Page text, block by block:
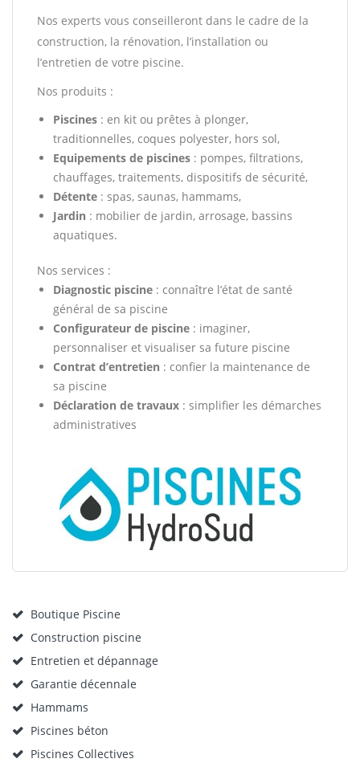
Nos experts vous conseilleront dans le cadre de la
construction, la rénovation, l’installation ou
l’entretien de votre piscine.
Nos produits :
Piscines : en kit ou prêtes à plonger,
traditionnelles, coques polyester, hors sol,
Equipements de piscines : pompes, filtrations,
chauffages, traitements, dispositifs de sécurité,
Détente : spas, saunas, hammams,
Jardin : mobilier de jardin, arrosage, bassins
aquatiques.
Nos services :
Diagnostic piscine : connaître l’état de santé
général de sa piscine
Configurateur de piscine : imaginer,
personnaliser et visualiser sa future piscine
Contrat d’entretien : confier la maintenance de
sa piscine
Déclaration de travaux : simplifier les démarches
administratives
Boutique Piscine
Construction piscine
Entretien et dépannage
Garantie décennale
Hammams
Piscines béton
Piscines Collectives